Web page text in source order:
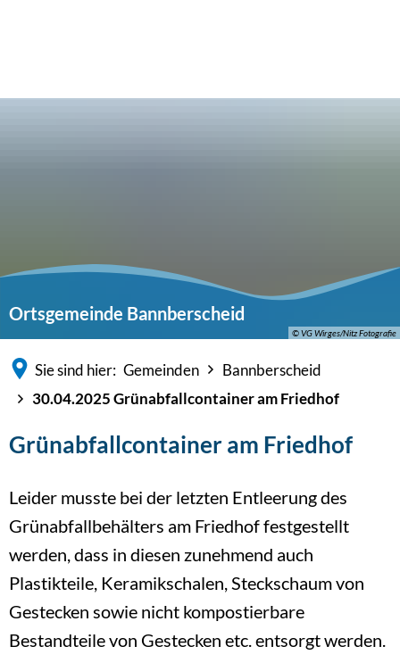
© VG Wirges/Nitz Fotografie
Ortsgemeinde Bannberscheid
Sie sind hier: Gemeinden
Bannberscheid
30.04.2025 Grünabfallcontainer am Friedhof
Grünabfallcontainer am Friedhof
Leider musste bei der letzten Entleerung des
Grünabfallbehälters am Friedhof festgestellt
werden, dass in diesen zunehmend auch
Plastikteile, Keramikschalen, Steckschaum von
Gestecken sowie nicht kompostierbare
Bestandteile von Gestecken etc. entsorgt werden.